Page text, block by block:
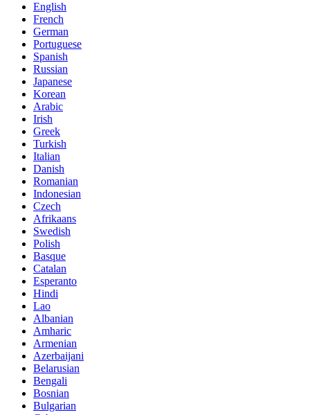
English
French
German
Portuguese
Spanish
Russian
Japanese
Korean
Arabic
Irish
Greek
Turkish
Italian
Danish
Romanian
Indonesian
Czech
Afrikaans
Swedish
Polish
Basque
Catalan
Esperanto
Hindi
Lao
Albanian
Amharic
Armenian
Azerbaijani
Belarusian
Bengali
Bosnian
Bulgarian